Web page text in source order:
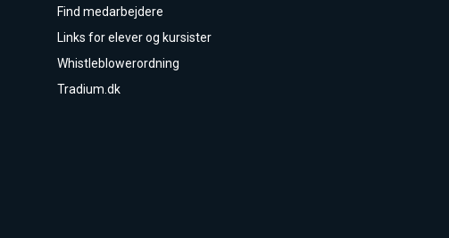
Find medarbejdere
Links for elever og kursister
Whistleblowerordning
Tradium.dk